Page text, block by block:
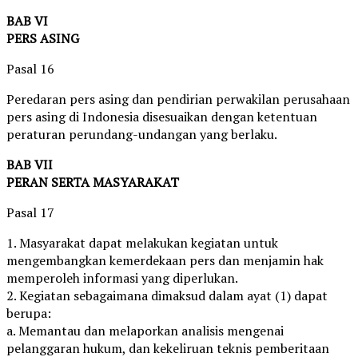
BAB VI
PERS ASING
Pasal 16
Peredaran pers asing dan pendirian perwakilan perusahaan
pers asing di Indonesia disesuaikan dengan ketentuan
peraturan perundang-undangan yang berlaku.
BAB VII
PERAN SERTA MASYARAKAT
Pasal 17
1. Masyarakat dapat melakukan kegiatan untuk
mengembangkan kemerdekaan pers dan menjamin hak
memperoleh informasi yang diperlukan.
2. Kegiatan sebagaimana dimaksud dalam ayat (1) dapat
berupa:
a. Memantau dan melaporkan analisis mengenai
pelanggaran hukum, dan kekeliruan teknis pemberitaan